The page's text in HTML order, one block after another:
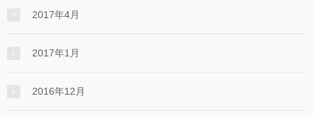
2017年4月
2017年1月
2016年12月